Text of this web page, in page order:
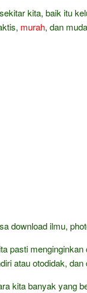
kita, baik itu
murah, dan
download ilmu,
pasti
atau otodidak,
kita banyak yang